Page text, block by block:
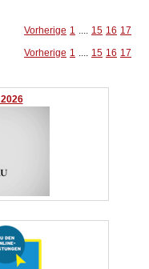
Vorherige 1 .... 15 16 17
Vorherige 1 .... 15 16 17